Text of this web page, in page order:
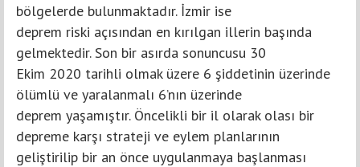
bölgelerde bulunmaktadır. İzmir ise
deprem riski açısından en kırılgan illerin başında
gelmektedir. Son bir asırda sonuncusu 30
Ekim 2020 tarihli olmak üzere 6 şiddetinin üzerinde
ölümlü ve yaralanmalı 6’nın üzerinde
deprem yaşamıştır. Öncelikli bir il olarak olası bir
depreme karşı strateji ve eylem planlarının
geliştirilip bir an önce uygulanmaya başlanması